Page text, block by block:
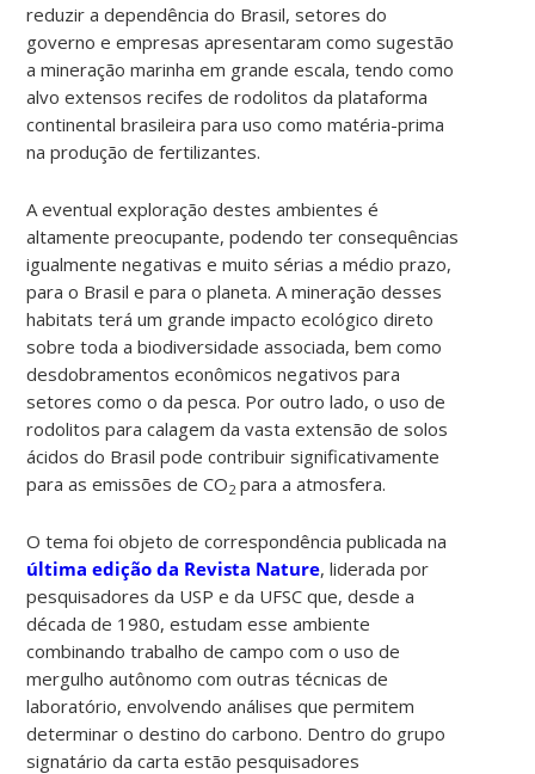
reduzir a dependência do Brasil, setores do
governo e empresas apresentaram como sugestão
a mineração marinha em grande escala, tendo como
alvo extensos recifes de rodolitos da plataforma
continental brasileira para uso como matéria-prima
na produção de fertilizantes.
A eventual exploração destes ambientes é
altamente preocupante, podendo ter consequências
igualmente negativas e muito sérias a médio prazo,
para o Brasil e para o planeta. A mineração desses
habitats terá um grande impacto ecológico direto
sobre toda a biodiversidade associada, bem como
desdobramentos econômicos negativos para
setores como o da pesca. Por outro lado, o uso de
rodolitos para calagem da vasta extensão de solos
ácidos do Brasil pode contribuir significativamente
para as emissões de CO2 para a atmosfera.
O tema foi objeto de correspondência publicada na
última edição da Revista Nature, liderada por
pesquisadores da USP e da UFSC que, desde a
década de 1980, estudam esse ambiente
combinando trabalho de campo com o uso de
mergulho autônomo com outras técnicas de
laboratório, envolvendo análises que permitem
determinar o destino do carbono. Dentro do grupo
signatário da carta estão pesquisadores